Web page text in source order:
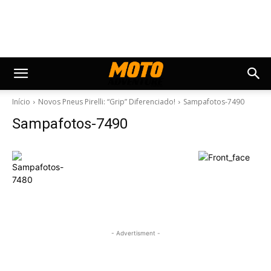
Início Novos Pneus Pirelli: “Grip” Diferenciado! Sampafotos-7490
Sampafotos-7490
- Advertisment -